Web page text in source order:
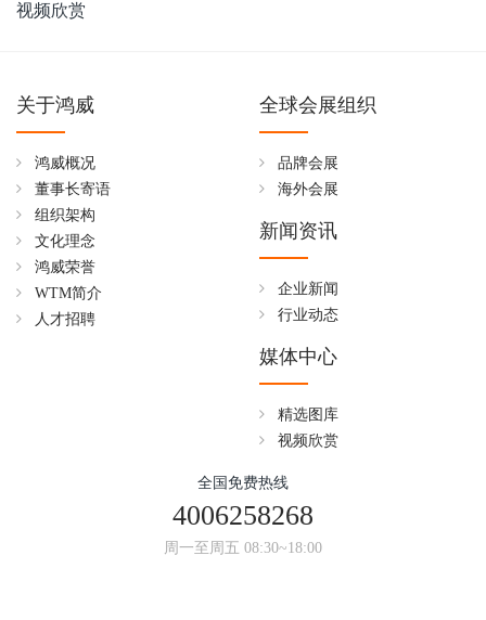
视频欣赏
关于鸿威
鸿威概况
董事长寄语
组织架构
文化理念
鸿威荣誉
WTM简介
人才招聘
全球会展组织
品牌会展
海外会展
新闻资讯
企业新闻
行业动态
媒体中心
精选图库
视频欣赏
全国免费热线
4006258268
周一至周五 08:30~18:00